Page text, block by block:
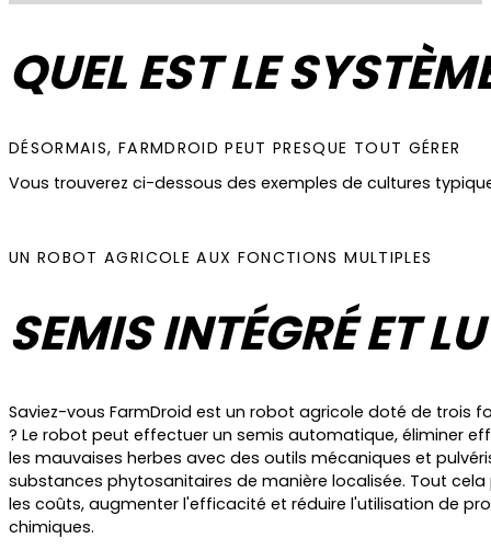
QUEL EST LE
DÉSORMAIS, FARMDROID PEUT PRESQUE TOUT GÉRER
Vous trouverez ci-dessous des exemples de cultures
UN ROBOT AGRICOLE AUX FONCTIONS MULTIPLES
SEMIS INTÉGRÉ ET
Saviez-vous FarmDroid est un robot agricole doté de trois
? Le robot peut effectuer un semis automatique, éliminer
les mauvaises herbes avec des outils mécaniques et
substances phytosanitaires de manière localisée. Tout cela
les coûts, augmenter l'efficacité et réduire l'utilisation de
chimiques.